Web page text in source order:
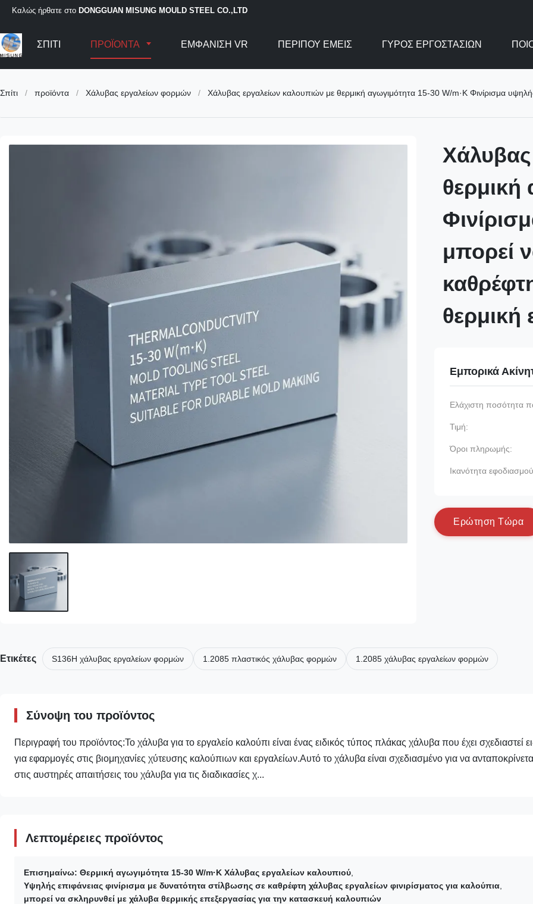
Καλώς ήρθατε στο DONGGUAN MISUNG MOULD STEEL CO.,LTD
ΣΠΊΤΙ ΠΡΟΪΌΝΤΑ ΕΜΦΆΝΙΣΗ VR ΠΕΡΊΠΟΥ ΕΜΕΊΣ ΓΎΡΟΣ ΕΡΓΟΣΤΑΣΊΩΝ
Σπίτι / προϊόντα / Χάλυβας εργαλείων φορμών / Χάλυβας εργαλείων καλουπιών με θερμική αγωγιμότητα 15-30 W/m·K Φινίρισμα υψηλής επιφάνειας που
θερμική
μπορεί
θερμική
Εμπορικά
Ελάχιστη ποσότητα
Τιμή:
Όροι πληρωμής:
Ικανότητα
Ερώτηση Τώρα
Ετικέτες S136H χάλυβας εργαλείων φορμών 1.2085 πλαστικός χάλυβας φορμών 1.2085 χάλυβας εργαλείων φορμών
Σύνοψη του προϊόντος
Περιγραφή του προϊόντος:Το χάλυβα για το εργαλείο καλούπι είναι ένας ειδικός τύπος πλάκας χάλυβα που έχει σχεδιαστεί
για εφαρμογές στις βιομηχανίες χύτευσης καλούπιων και εργαλείων.Αυτό το χάλυβα είναι σχεδιασμένο για να
στις αυστηρές απαιτήσεις του χάλυβα για τις διαδικασίες χ...
Λεπτομέρειες προϊόντος
Επισημαίνω: Θερμική αγωγιμότητα 15-30 W/m·K Χάλυβας εργαλείων καλουπιού
Υψηλής επιφάνειας φινίρισμα με δυνατότητα στίλβωσης σε καθρέφτη χάλυβας εργαλείων φινιρίσματος για καλούπια
μπορεί να σκληρυνθεί με χάλυβα θερμικής επεξεργασίας για την κατασκευή καλουπιών